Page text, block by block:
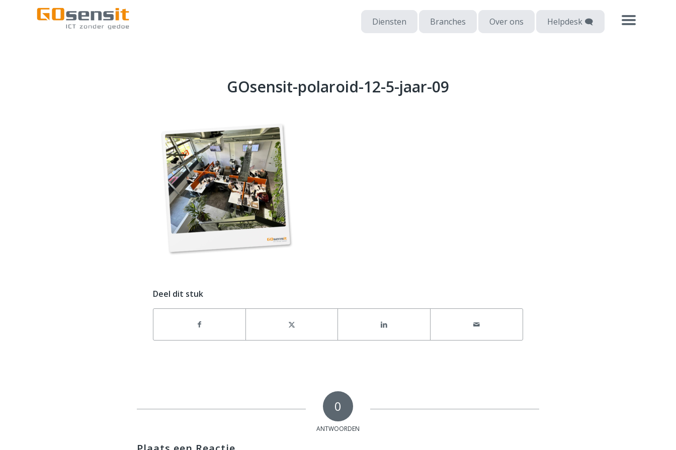
Diensten Branches Over ons Helpdesk 🗨
GOsensit-polaroid-12-5-jaar-09
Deel dit stuk
0
ANTWOORDEN